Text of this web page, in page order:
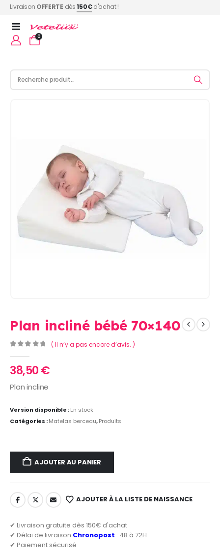
Livraison OFFERTE dès150€d'achat !
0
Plan incliné bébé 70×140
( Il n’y a pas encore d’avis. )
38,50€
Plan incline
Version disponible :En stock
Catégories :Matelas berceau,Produits
AJOUTER AU PANIER
AJOUTER À LA LISTE DE NAISSANCE
✔ Livraison gratuite dès 150€ d'achat
✔ Délai de livraison Chronopost : 48 à 72H
✔ Paiement sécurisé